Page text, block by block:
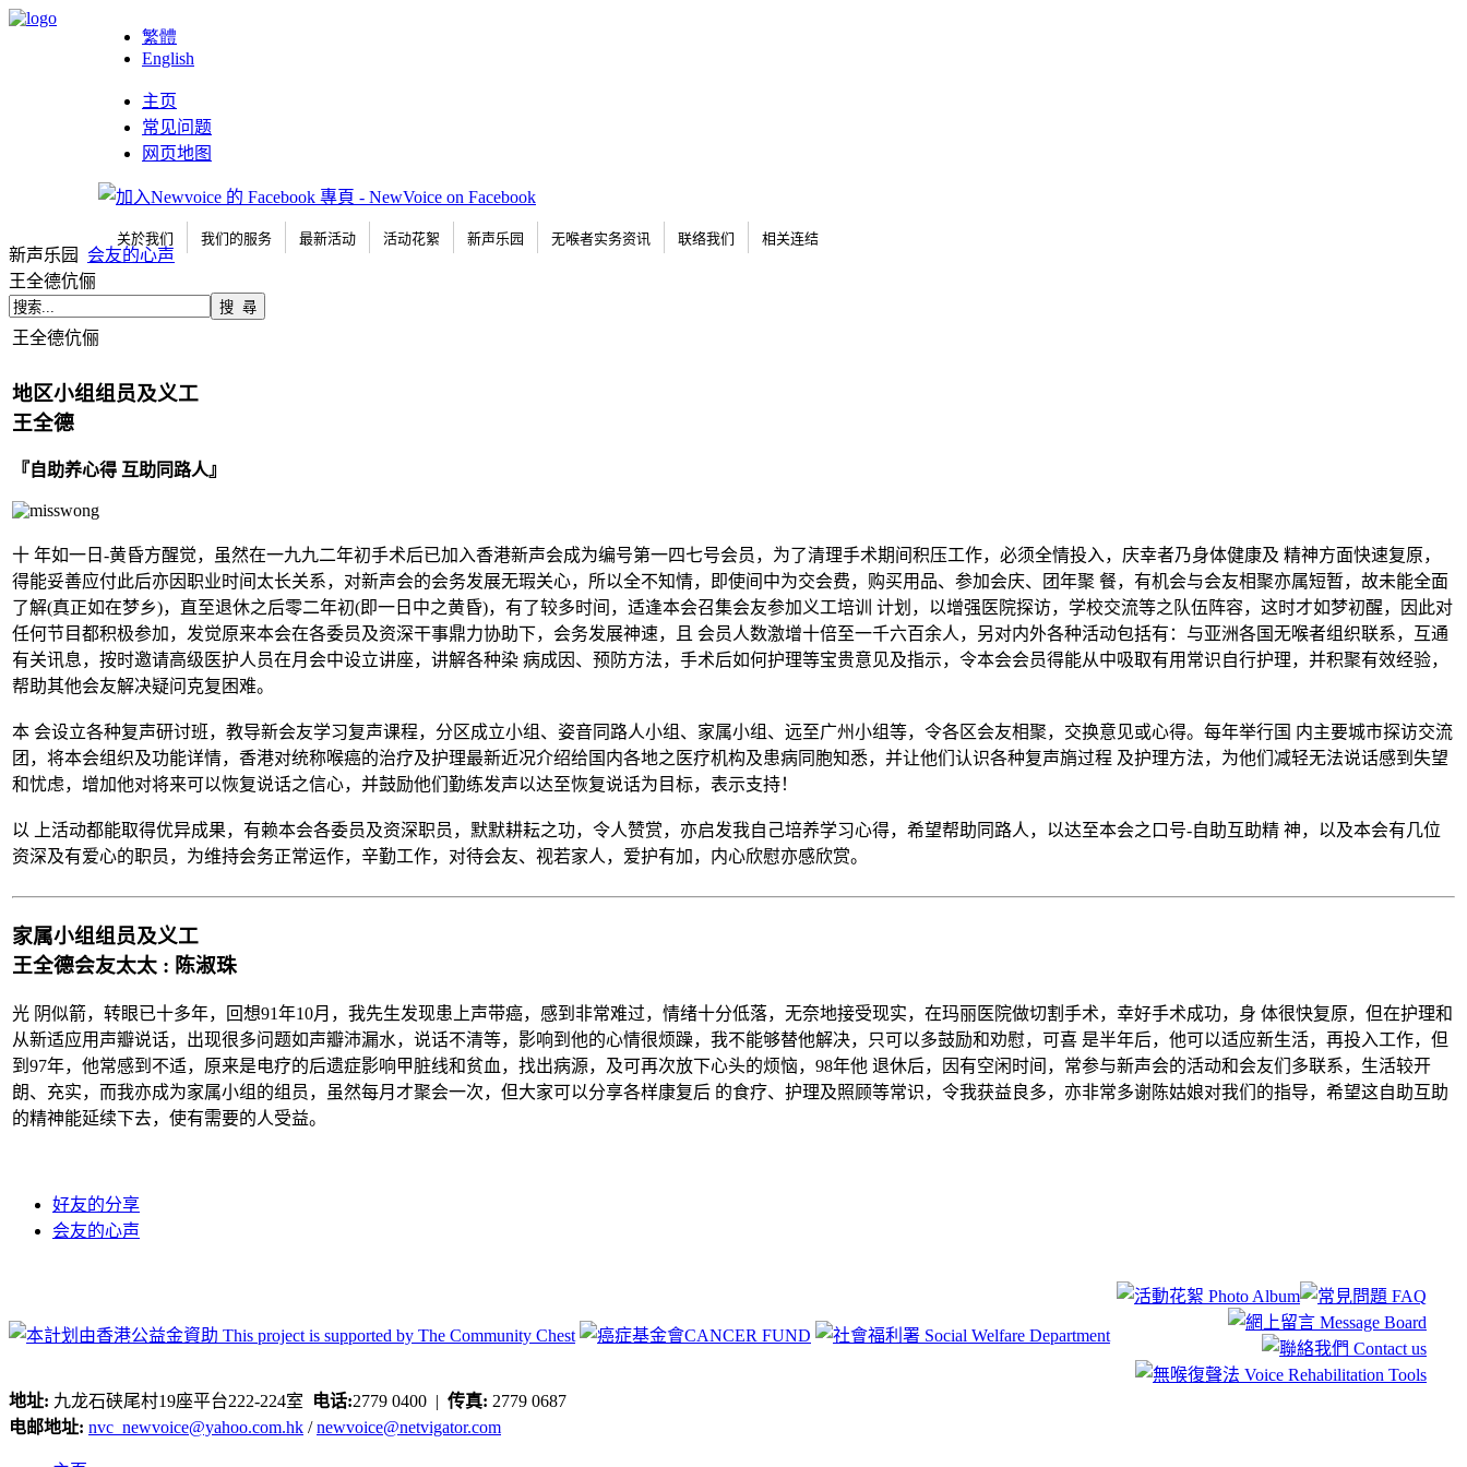
繁體
English
主页
常见问题
网页地图
关於我们 我们的服务 最新活动 活动花絮 新声乐园 无喉者实务资讯 联络我们 相关连结
新声乐园
会友的心声
王全德伉俪
王全德伉俪
地区小组组员及义工
王全德
『自助养心得 互助同路人』
十 年如一日-黄昏方醒觉，虽然在一九九二年初手术后已加入香港新声会成为编号第一四七号会员，为了清理手术期间积压工作，必须全情投入，庆幸者乃身体健康及 精神方面快速复原，
得能妥善应付此后亦因职业时间太长关系，对新声会的会务发展无瑕关心，所以全不知情，即使间中为交会费，购买用品、参加会庆、团年聚 餐，有机会与会友相聚亦属短暂，故未能全面
了解(真正如在梦乡)，直至退休之后零二年初(即一日中之黄昏)，有了较多时间，适逢本会召集会友参加义工培训 计划，以增强医院探访，学校交流等之队伍阵容，这时才如梦初醒，因此对
任何节目都积极参加，发觉原来本会在各委员及资深干事鼎力协助下，会务发展神速，且 会员人数激增十倍至一千六百余人，另对内外各种活动包括有：与亚洲各国无喉者组织联系，互通
有关讯息，按时邀请高级医护人员在月会中设立讲座，讲解各种染 病成因、预防方法，手术后如何护理等宝贵意见及指示，令本会会员得能从中吸取有用常识自行护理，并积聚有效经验，
帮助其他会友解决疑问克复困难。
本 会设立各种复声研讨班，教导新会友学习复声课程，分区成立小组、姿音同路人小组、家属小组、远至广州小组等，令各区会友相聚，交换意见或心得。每年举行国 内主要城市探访交流
团，将本会组织及功能详情，香港对统称喉癌的治疗及护理最新近况介绍给国内各地之医疗机构及患病同胞知悉，并让他们认识各种复声旓过程 及护理方法，为他们减轻无法说话感到失望
和忧虑，增加他对将来可以恢复说话之信心，并鼓励他们勤练发声以达至恢复说话为目标，表示支持！
以 上活动都能取得优异成果，有赖本会各委员及资深职员，默默耕耘之功，令人赞赏，亦启发我自己培养学习心得，希望帮助同路人，以达至本会之口号-自助互助精 神，以及本会有几位
资深及有爱心的职员，为维持会务正常运作，辛勤工作，对待会友、视若家人，爱护有加，内心欣慰亦感欣赏。
家属小组组员及义工
王全德会友太太 : 陈淑珠
光 阴似箭，转眼已十多年，回想91年10月，我先生发现患上声带癌，感到非常难过，情绪十分低落，无奈地接受现实，在玛丽医院做切割手术，幸好手术成功，身 体很快复原，但在护理和
从新适应用声瓣说话，出现很多问题如声瓣沛漏水，说话不清等，影响到他的心情很烦躁，我不能够替他解决，只可以多鼓励和劝慰，可喜 是半年后，他可以适应新生活，再投入工作，但
到97年，他常感到不适，原来是电疗的后遗症影响甲脏线和贫血，找出病源，及可再次放下心头的烦恼，98年他 退休后，因有空闲时间，常参与新声会的活动和会友们多联系，生活较开
朗、充实，而我亦成为家属小组的组员，虽然每月才聚会一次，但大家可以分享各样康复后 的食疗、护理及照顾等常识，令我获益良多，亦非常多谢陈姑娘对我们的指导，希望这自助互助
的精神能延续下去，使有需要的人受益。
好友的分享
会友的心声
地址: 九龙石硖尾村19座平台222-224室 电话:2779 0400 | 传真: 2779 0687
电邮地址: nvc_newvoice@yahoo.com.hk /newvoice@netvigator.com